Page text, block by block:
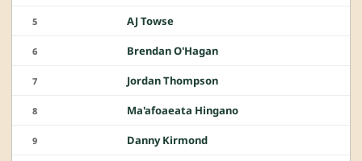
5 AJ Towse
6 Brendan O'Hagan
7 Jordan Thompson
8 Ma'afoaeata Hingano
9 Danny Kirmond